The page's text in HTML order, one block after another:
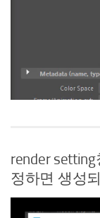
render
정하면 생성